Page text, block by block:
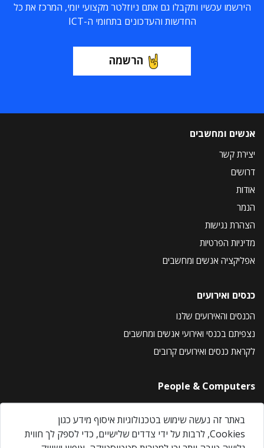
הירשמו עכשיו ותקבלו גם אתם ניוזלטר מקצועי יומי, המרכז את כל
החדשות והעדכונים בתחומי ה-ICT
הרשמה
אנשים ומחשבים
יצירת קשר
דרושים
אודות
הנמר
הצהרת נגישות
מדיניות הפרטיות
אפליקציה אנשים ומחשבים
כנסים ואירועים
הכנסים והאירועים שלנו
נצפיתם בכנסי ואירועי אנשים ומחשבים
לקראת כנסים ואירועים קרובים
People & Computers
About Us
Privacy Policy
Contact Us
באתר זה נעשה שימוש בטכנולוגיות איסוף מידע כגון
Cookies, לרבות על ידי צדדים שלישיים, כדי לספק לך חווית